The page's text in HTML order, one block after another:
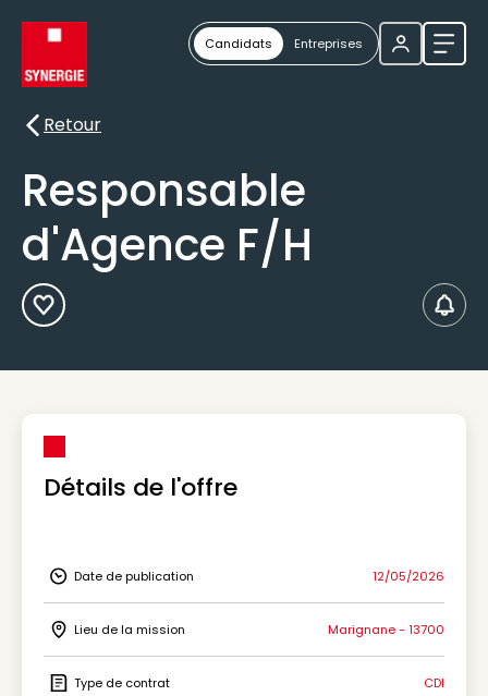
Candidats Entreprises
Retour
Retour
Responsable
d'Agence F/H
Ajouter aux Favoris
Détails de l'offre
Icon Date de publication
Date de publication 12/05/2026
Icon Lieu de la mission
Lieu de la mission Marignane - 13700
Type de contrat CDI